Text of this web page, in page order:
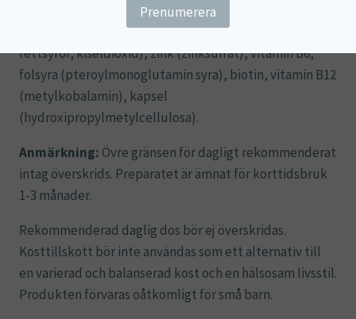
riboflavin, inositol, niacin, PABA,
klumpförebyggandemedel (magnesiumsalter av
fettsyror, kiseldioxid), zink (zinksulfat), vitamin B6,
folsyra (pteroylmonoglutamin syra), biotin, vitamin B12
(metylkobalamin), kapsel
(hydroxipropylmetylcellulosa).
Anmärkning: Övre gränsen för dagligt rekommenderat
intag överskrids. Preparatet är ämnat för korttidsbruk
1-3 månader.
Rekommenderad daglig dos bör ej överskridas.
Kosttillskott bör inte användas som ett alternativ till
en varierad och balanserad kost och en hälsosam livsstil.
Produkten förvaras oåtkomligt för små barn.